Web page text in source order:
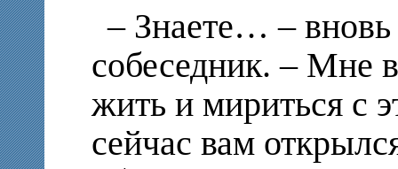
– Знаете… –
собеседник. – Мне
жить и мириться с
сейчас вам